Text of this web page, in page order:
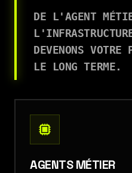
DE L'AGENT
DEVENONS
LE LONG TERME.
AGENTS MÉTIER